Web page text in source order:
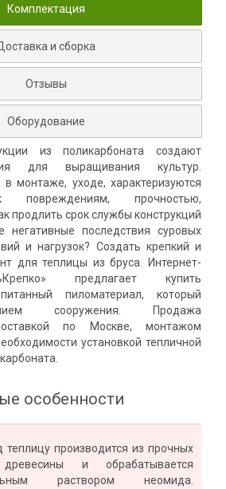
Комплектация
и сборка
Отзывы
Оборудование
из поликарбоната создают
для выращивания культур.
монтаже, уходе, характеризуются
повреждениям, прочностью,
продлить срок службы конструкций
последствия суровых
и нагрузок? Создать крепкий и
для теплицы из бруса. Интернет-
предлагает купить
пиломатериал, который
сооружения. Продажа
по Москве, монтажом
установкой тепличной
особенности
теплицу производится из прочных
и обрабатывается
раствором неомида.